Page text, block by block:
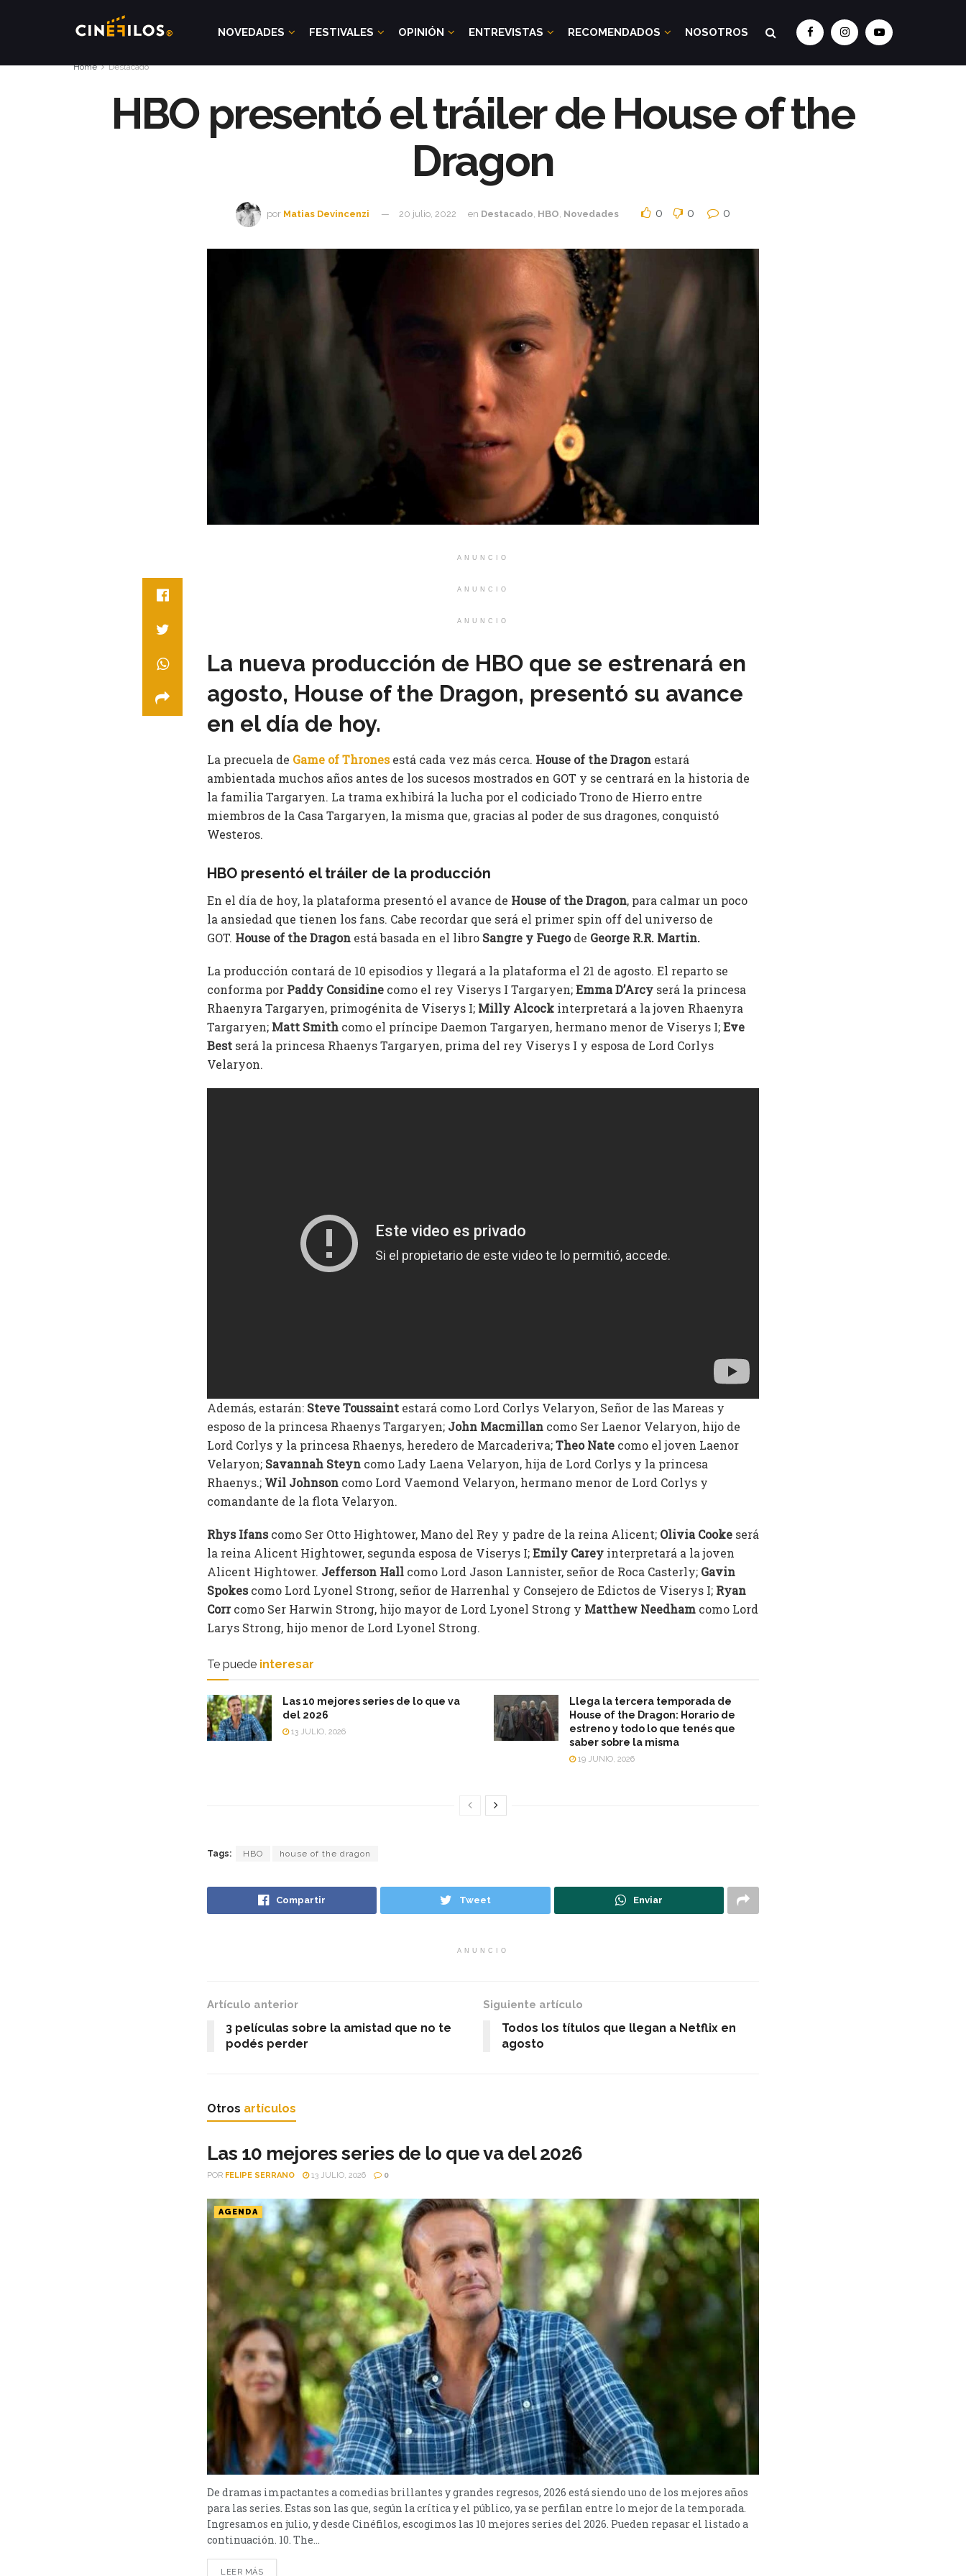
NOVEDADES FESTIVALES OPINIÓN ENTREVISTAS RECOMENDADOS NOSOTROS
Home Destacado
HBO presentó el tráiler de House of the
Dragon
por Matias Devincenzi 20 julio, 2022 en Destacado HBO Novedades 0 0 0
ANUNCIO
ANUNCIO
ANUNCIO
La nueva producción de HBO que se estrenará en
agosto, House of the Dragon, presentó su avance
en el día de hoy.
La precuela de Game of Thronesestá cada vez más cerca. House of the Dragon estará
ambientada muchos años antes de los sucesos mostrados en GOT y se centrará en la historia de
la familia Targaryen. La trama exhibirá la lucha por el codiciado Trono de Hierro entre
miembros de la Casa Targaryen, la misma que, gracias al poder de sus dragones, conquistó
Westeros.
HBO presentó el tráiler de la producción
En el día de hoy, la plataforma presentó el avance de House of the Dragon, para calmar un poco
la ansiedad que tienen los fans. Cabe recordar que será el primer spin off del universo de
GOT. House of the Dragon está basada en el libro Sangre y Fuegode George R.R. Martin.
La producción contará de 10 episodios y llegará a la plataforma el 21 de agosto. El reparto se
conforma por Paddy Considine como el rey Viserys I Targaryen;Emma D’Arcy será la princesa
Rhaenyra Targaryen, primogénita de Viserys I; Milly Alcock interpretará a la joven Rhaenyra
Targaryen; Matt Smith como el príncipe Daemon Targaryen, hermano menor de Viserys I;Eve
Best será la princesa Rhaenys Targaryen, prima del rey Viserys I y esposa de Lord Corlys
Velaryon.
Además, estarán: Steve Toussaint estará como Lord Corlys Velaryon, Señor de las Mareas y
esposo de la princesa Rhaenys Targaryen; John Macmillan como Ser Laenor Velaryon, hijo de
Lord Corlys y la princesa Rhaenys, heredero de Marcaderiva;Theo Nate como el joven Laenor
Velaryon; Savannah Steyn como Lady Laena Velaryon, hija de Lord Corlys y la princesa
Rhaenys.; Wil Johnson como Lord Vaemond Velaryon, hermano menor de Lord Corlys y
comandante de la flota Velaryon.
Rhys Ifanscomo Ser Otto Hightower, Mano del Rey y padre de la reina Alicent; Olivia Cooke será
la reina Alicent Hightower, segunda esposa de Viserys I;Emily Carey interpretará a la joven
Alicent Hightower. Jefferson Hall como Lord Jason Lannister, señor de Roca Casterly; Gavin
Spokescomo Lord Lyonel Strong, señor de Harrenhal y Consejero de Edictos de Viserys I; Ryan
Corrcomo Ser Harwin Strong, hijo mayor de Lord Lyonel Strong y Matthew Needham como Lord
Larys Strong, hijo menor de Lord Lyonel Strong.
Te puede interesar
Las 10 mejores series de lo que va
del 2026
13 JULIO, 2026
Llega la tercera temporada de
House of the Dragon: Horario de
estreno y todo lo que tenés que
saber sobre la misma
19 JUNIO, 2026
Tags: HBO house of the dragon
Compartir Tweet Enviar
ANUNCIO
Artículo anterior
3 películas sobre la amistad que no te
podés perder
Siguiente artículo
Todos los títulos que llegan a Netflix en
agosto
Otros artículos
Las 10 mejores series de lo que va del 2026
POR FELIPE SERRANO 13 JULIO, 2026 0
AGENDA
De dramas impactantes a comedias brillantes y grandes regresos, 2026 está siendo uno de los mejores años
para las series. Estas son las que, según la crítica y el público, ya se perfilan entre lo mejor de la temporada.
Ingresamos en julio, y desde Cinéfilos, escogimos las 10 mejores series del 2026. Pueden repasar el listado a
continuación. 10. The...
LEER MÁS